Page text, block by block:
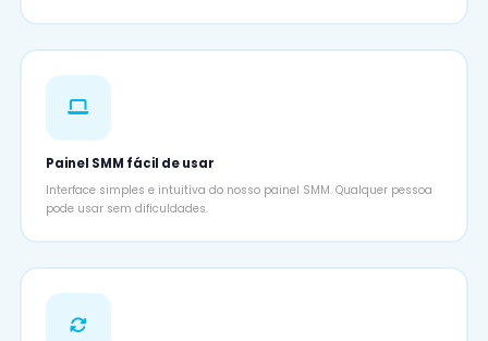
Painel SMM fácil de usar
Interface simples e intuitiva do nosso painel SMM. Qualquer pessoa
pode usar sem dificuldades.